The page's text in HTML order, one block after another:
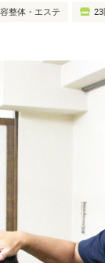
整体・エステ 23